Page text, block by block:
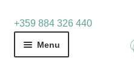
+359 884 326 440
Skip
Skip
Menu